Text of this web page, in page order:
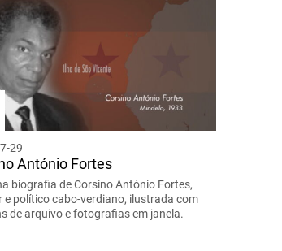
29
António Fortes
biografia de Corsino António Fortes,
e político cabo-verdiano, ilustrada com
de arquivo e fotografias em janela.